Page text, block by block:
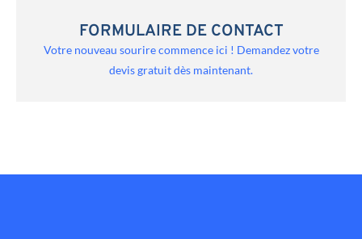
FORMULAIRE DE CONTACT
Votre nouveau sourire commence ici ! Demandez votre
devis gratuit dès maintenant.